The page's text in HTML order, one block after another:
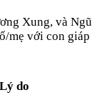
Xung, và Ngũ
mẹ với con giáp
Lý do